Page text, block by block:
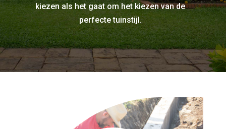
kiezen als het gaat om het kiezen van de
perfecte tuinstijl.